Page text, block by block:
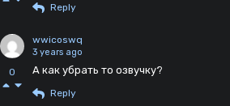
Reply
0
wwicoswq
3 years ago
А как убрать то озвучку?
Reply